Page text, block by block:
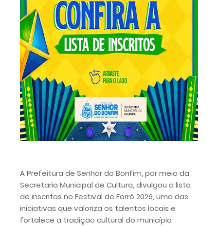
A Prefeitura de Senhor do Bonfim, por meio da
Secretaria Municipal de Cultura, divulgou a lista
de inscritos no Festival de Forró 2026, uma das
iniciativas que valoriza os talentos locais e
fortalece a tradição cultural do município